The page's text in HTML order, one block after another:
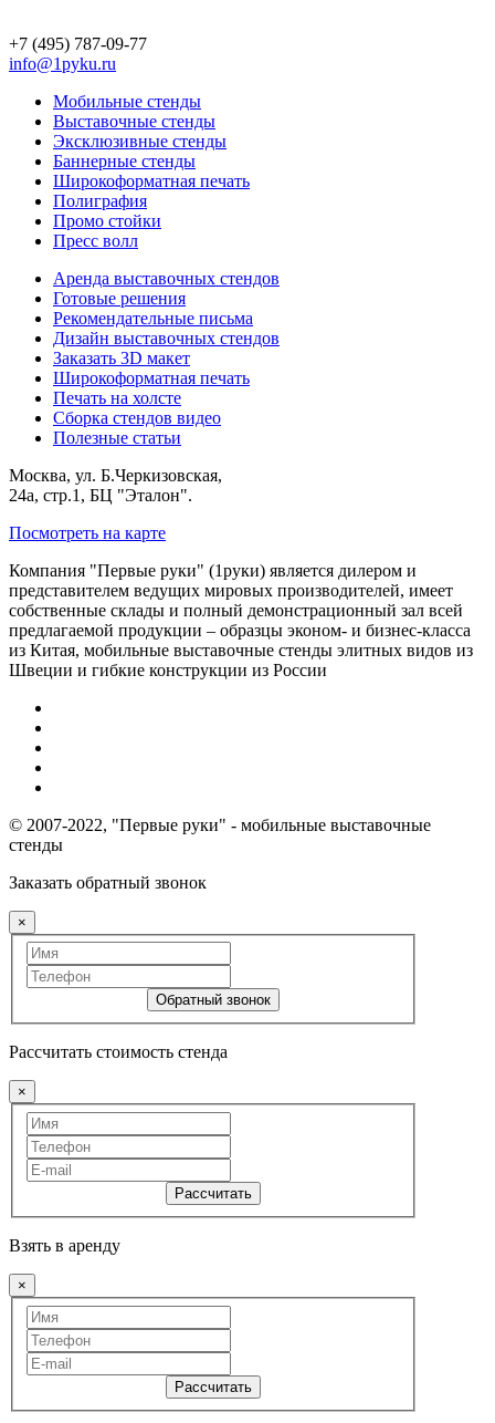
+7 (495) 787-09-77
info@1pyku.ru
Мобильные стенды
Выставочные стенды
Эксклюзивные стенды
Баннерные стенды
Широкоформатная печать
Полиграфия
Промо стойки
Пресс волл
Аренда выставочных стендов
Готовые решения
Рекомендательные письма
Дизайн выставочных стендов
Заказать 3D макет
Широкоформатная печать
Печать на холсте
Сборка стендов видео
Полезные статьи
Москва, ул. Б.Черкизовская,
24а, стр.1, БЦ "Эталон".
Посмотреть на карте
Компания "Первые руки" (1руки) является дилером и
представителем ведущих мировых производителей, имеет
собственные склады и полный демонстрационный зал всей
предлагаемой продукции – образцы эконом- и бизнес-класса
из Китая, мобильные выставочные стенды элитных видов из
Швеции и гибкие конструкции из России
© 2007-2022, "Первые руки" - мобильные выставочные
стенды
Заказать обратный звонок
×
Обратный звонок
Рассчитать стоимость стенда
×
Рассчитать
Взять в аренду
×
Рассчитать